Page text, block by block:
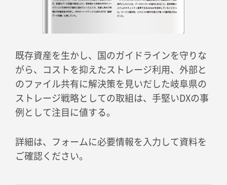
既存資産を生かし、国のガイドラインを守りな
がら、コストを抑えたストレージ利用、外部と
のファイル共有に解決策を見いだした岐阜県の
ストレージ戦略としての取組は、手堅いDXの事
例として注目に値する。
詳細は、フォームに必要情報を入力して資料を
ご確認ください。